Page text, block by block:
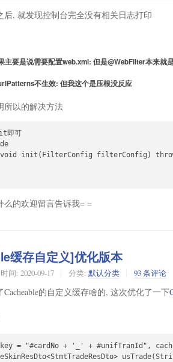
后, 就发现控制台完全没有相关日志打印
主要是说需要配置web.xml: 但是@WebFilter本来就
不生效: 但我这个是压根没反应
所以的解决方法
即可
init(FilterConfig filterConfig)
么的欢迎留言告诉我= =
缓存自定义]优化版本
时间: 2020-09-17 分类: 默认分类 93 条评论
Cacheable的自定义缓存啥的, 这次优化了一下
= "#cardNo + '_' + #unifTranId",